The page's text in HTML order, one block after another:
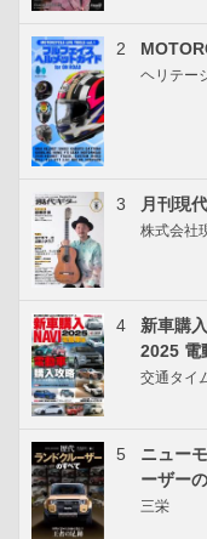
2
ヘリテー
3 月刊現
株式会社
4
新車購
2025 電
交通タイ
5
ニュー
ーザー
三栄